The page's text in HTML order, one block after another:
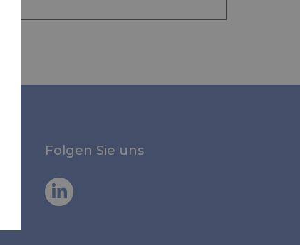
Folgen Sie uns